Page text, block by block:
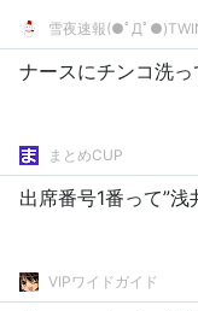
雪夜速報(●ﾟДﾟ
ナースにチンコ洗
まとめCUP
出席番号1番って”浅
VIPワイドガイド